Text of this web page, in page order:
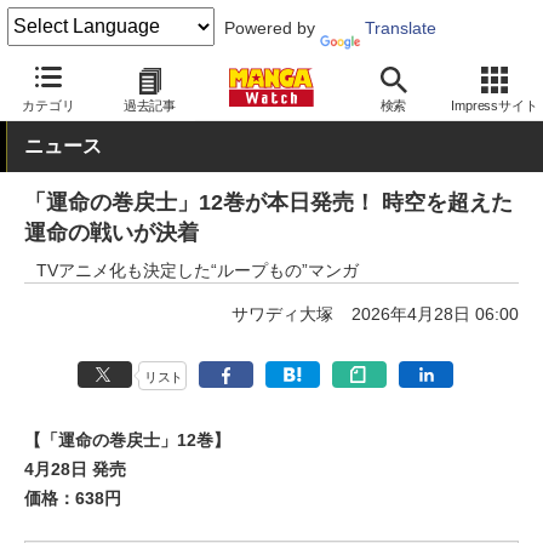
Powered by Translate
カテゴリ 過去記事 検索 Impressサイト
MANGA Watch 少年
ニュース
「運命の巻戻士」12巻が本日発売！ 時空を超えた
運命の戦いが決着
TVアニメ化も決定した“ループもの”マンガ
サワディ大塚 2026年4月28日 06:00
リスト
【「運命の巻戻士」12巻】
4月28日 発売
価格：638円